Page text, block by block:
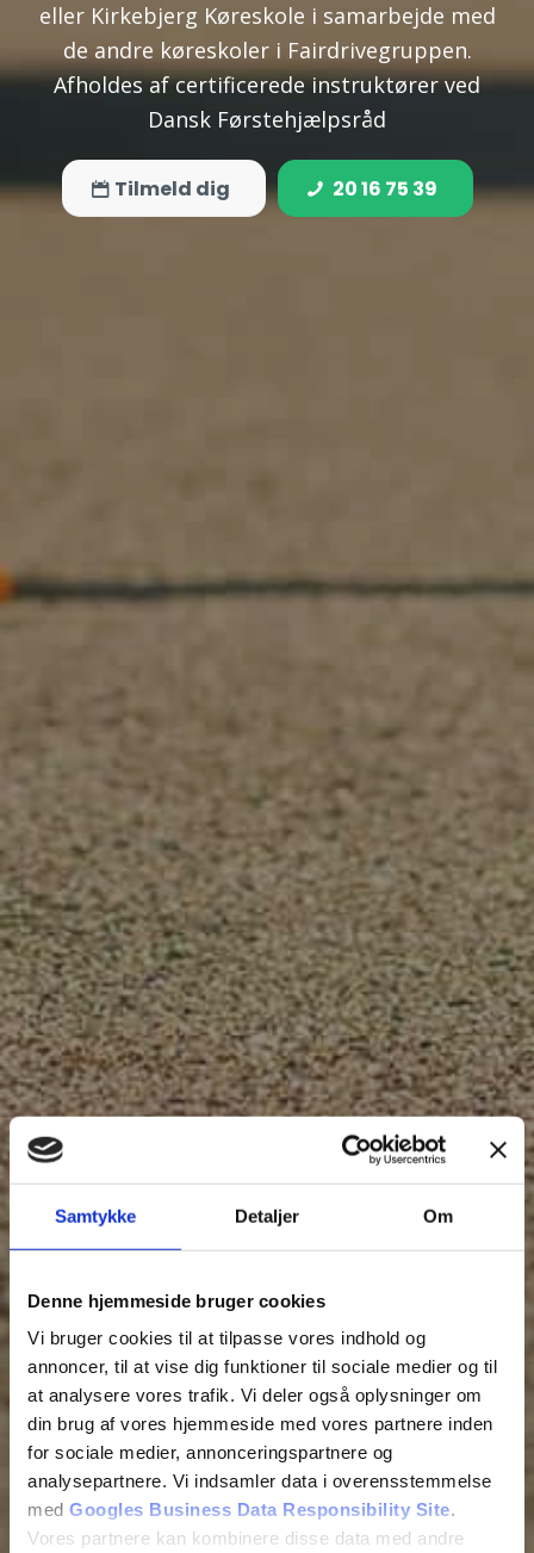
Samtykke Detaljer Om
Denne hjemmeside bruger cookies
Vi bruger cookies til at tilpasse vores indhold og
annoncer, til at vise dig funktioner til sociale medier og til
at analysere vores trafik. Vi deler også oplysninger om
din brug af vores hjemmeside med vores partnere inden
for sociale medier, annonceringspartnere og
analysepartnere. Vi indsamler data i overensstemmelse
med Googles Business Data Responsibility Site.
Vores partnere kan kombinere disse data med andre
eller Kirkebjerg Køreskole i samarbejde med
de andre køreskoler i Fairdrivegruppen.
Afholdes af certificerede instruktører ved
Dansk Førstehjælpsråd
Tilmeld dig 20 16 75 39